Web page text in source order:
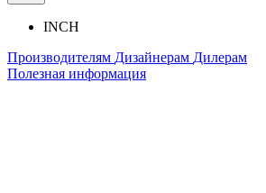
INCH
Производителям Дизайнерам Дилерам
Полезная информация